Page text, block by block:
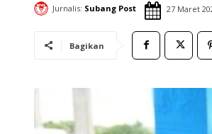
25 Juni 2026Jurnalis: Subang Post 27 Maret
Bagikan